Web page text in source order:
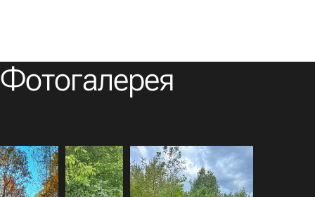
Фотогалерея